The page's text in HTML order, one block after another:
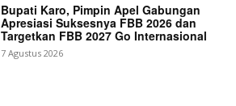
Bupati Karo, Pimpin Apel Gabungan
Apresiasi Suksesnya FBB 2026 dan
Targetkan FBB 2027 Go Internasional
7 Agustus 2026